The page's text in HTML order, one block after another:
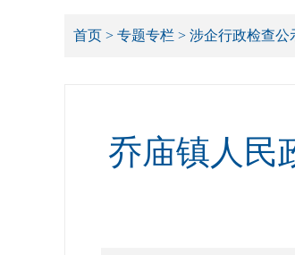
首页 > 专题专栏 > 涉企行政检查公
乔庙镇人民